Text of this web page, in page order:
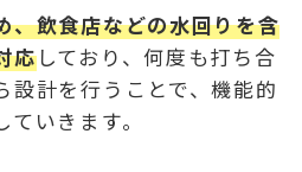
、飲食店などの水回りを含
応しており、何度も打ち合
設計を行うことで、機能的
いきます。